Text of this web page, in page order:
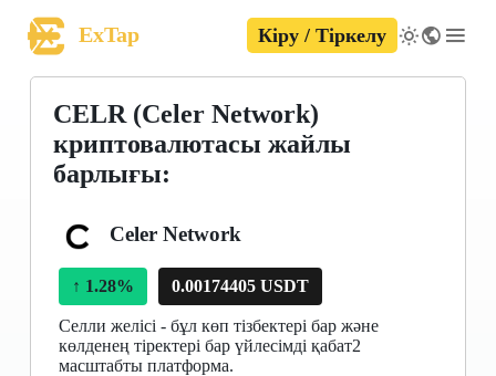
ExTap Кіру / Тіркелу
CELR (Celer Network)
криптовалютасы жайлы
барлығы:
Celer Network
↑ 1.28% 0.00174405 USDT
Селли желісі - бұл көп тізбектері бар және
көлденең тіректері бар үйлесімді қабат2
масштабты платформа.